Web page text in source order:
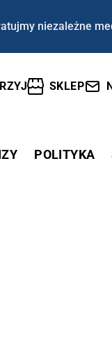
niezależne
SKLEP
POLITYKA